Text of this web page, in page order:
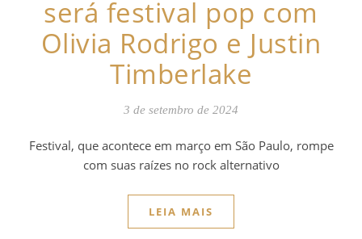
será festival pop com
Olivia Rodrigo e Justin
Timberlake
3 de setembro de 2024
Festival, que acontece em março em São Paulo, rompe
com suas raízes no rock alternativo
LEIA MAIS